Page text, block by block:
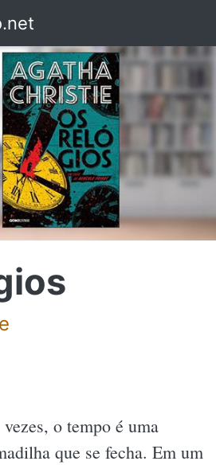
o tempo é uma
que se fecha. Em um